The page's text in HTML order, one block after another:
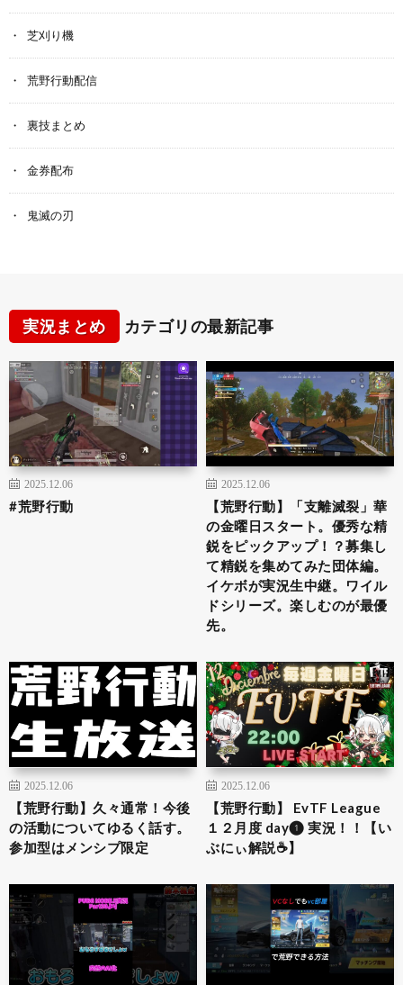
芝刈り機
荒野行動配信
裏技まとめ
金券配布
鬼滅の刃
実況まとめ カテゴリの最新記事
2025.12.06
#荒野行動
2025.12.06
【荒野行動】「支離滅裂」華
の金曜日スタート。優秀な精
鋭をピックアップ！？募集し
て精鋭を集めてみた団体編。
イケボが実況生中継。ワイル
ドシリーズ。楽しむのが最優
先。
2025.12.06
【荒野行動】久々通常！今後
の活動についてゆるく話す。
参加型はメンシプ限定
2025.12.06
【荒野行動】 EvTF League
１２月度 day❶ 実況！！【い
ぶにぃ解説☕️】